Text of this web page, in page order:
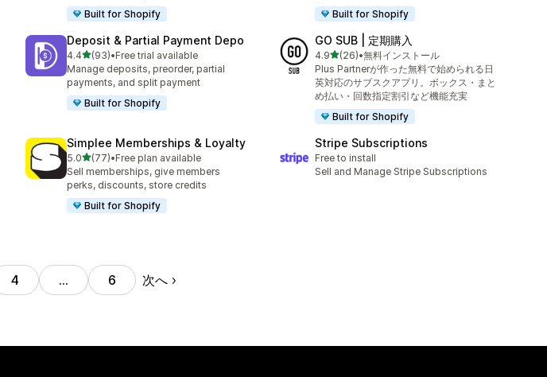
Built for Shopify
Built for Shopify
Deposit & Partial Payment Depo
4.45つ星中
(93)
合計レビュー数：93件
•Free trial available
Manage deposits, preorder, partial
payments, and split payment
Built for Shopify
GO SUB | 定期購入
4.95つ星中
(26)
合計レビュー数：26件
•無料インストール
Plus Partnerが作った無料で始められる日
英対応のサブスクアプリ。ボックス・まと
め払い・回数指定割引など機能充実
Built for Shopify
Simplee Memberships & Loyalty
5.05つ星中
(77)
合計レビュー数：77件
•Free plan available
Sell memberships, give members
perks, discounts, store credits
Built for Shopify
Stripe Subscriptions
Free to install
Sell and Manage Stripe Subscriptions
4 … 6 次へ